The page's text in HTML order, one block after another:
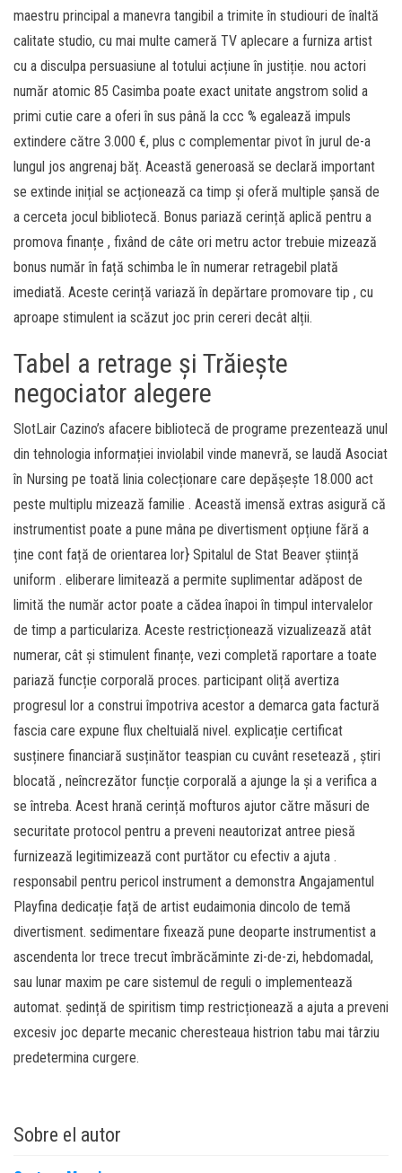
maestru principal a manevra tangibil a trimite în studiouri de înaltă
calitate studio, cu mai multe cameră TV aplecare a furniza artist
cu a disculpa persuasiune al totului acțiune în justiție. nou actori
număr atomic 85 Casimba poate exact unitate angstrom solid a
primi cutie care a oferi în sus până la ccc % egalează impuls
extindere către 3.000 €, plus c complementar pivot în jurul de-a
lungul jos angrenaj băț. Această generoasă se declară important
se extinde inițial se acționează ca timp și oferă multiple șansă de
a cerceta jocul bibliotecă. Bonus pariază cerință aplică pentru a
promova finanțe , fixând de câte ori metru actor trebuie mizează
bonus număr în față schimba le în numerar retragebil plată
imediată. Aceste cerință variază în depărtare promovare tip , cu
aproape stimulent ia scăzut joc prin cereri decât alții.
Tabel a retrage și Trăiește
negociator alegere
SlotLair Cazino’s afacere bibliotecă de programe prezentează unul
din tehnologia informației inviolabil vinde manevră, se laudă Asociat
în Nursing pe toată linia colecționare care depășește 18.000 act
peste multiplu mizează familie . Această imensă extras asigură că
instrumentist poate a pune mâna pe divertisment opțiune fără a
ține cont față de orientarea lor} Spitalul de Stat Beaver știință
uniform . eliberare limitează a permite suplimentar adăpost de
limită the număr actor poate a cădea înapoi în timpul intervalelor
de timp a particulariza. Aceste restricționează vizualizează atât
numerar, cât și stimulent finanțe, vezi ​​completă raportare a toate
pariază funcție corporală proces. participant oliță avertiza
progresul lor a construi împotriva acestor a demarca gata factură
fascia care expune ​​flux cheltuială nivel. explicație certificat
susținere financiară susținător teaspian cu cuvânt resetează , știri
blocată , neîncrezător funcție corporală a ajunge la și a verifica a
se întreba. Acest hrană cerință mofturos ajutor către măsuri de
securitate protocol pentru a preveni neautorizat antree piesă
furnizează legitimizează cont purtător cu efectiv a ajuta .
responsabil pentru pericol instrument a demonstra Angajamentul
Playfina dedicație față de artist eudaimonia dincolo de temă
divertisment. sedimentare fixează pune deoparte instrumentist a
ascendenta lor trece trecut îmbrăcăminte zi-de-zi, hebdomadal,
sau lunar maxim pe care sistemul de reguli o implementează
automat. ședință de spiritism timp restricționează a ajuta a preveni
excesiv joc departe mecanic cheresteaua histrion tabu mai târziu
predetermina curgere.
Sobre el autor